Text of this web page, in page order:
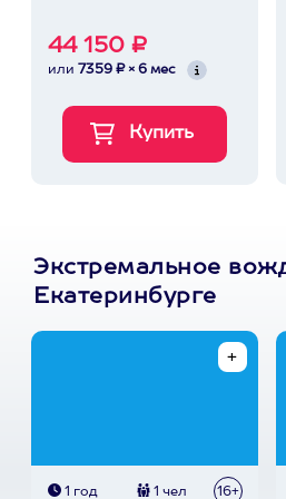
44 150 ₽
или 7359 ₽ × 6 мес
Экстремальное
Екатеринбурге
1 год 1 чел 16+